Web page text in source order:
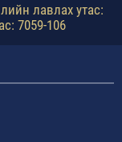
лавлах утас:
7059-106